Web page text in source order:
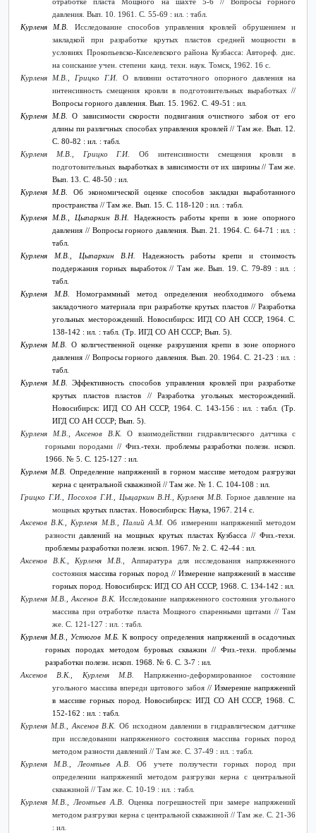
отработке пласта Мощного на шахте 5-6 // Вопросы горного
давления. Вып. 10. 1961. С. 55-69 : ил. : табл.
Курленя М.В. Исследование способов управления кровлей обрушением и
закладкой при разработке крутых пластов средней мощности в
условиях Прокопьевско-Киселевского района Кузбасса: Автореф. дис.
на соискание учен. степени канд. техн. наук. Томск, 1962. 16 с.
Курленя М.В., Грицко Г.И.О влиянии остаточного опорного давления на
интенсивность смещения кровли в подготовительных выработках //
Вопросы горного давления. Вып. 15. 1962. С. 49-51 : ил.
Курленя М.В.О зависимости скорости подвигания очистного забоя от его
длины пи различных способах управления кровлей // Там же. Вып. 12.
С. 80-82 : ил. : табл.
Курленя М.В., Грицко Г.И. Об интенсивности смещения кровли в
подготовительных выработках в зависимости от их ширины // Там же.
Вып. 13. С. 48-50 : ил.
Курленя М.В. Об экономической оценке способов закладки выработанного
пространства // Там же. Вып. 15. С. 118-120 : ил. : табл.
Курленя М.В., Цыпаркин В.Н. Надежность работы крепи в зоне опорного
давления // Вопросы горного давления. Вып. 21. 1964. С. 64-71 : ил. :
табл.
Курленя М.В., Цыпаркин В.Н. Надежность работы крепи и стоимость
поддержания горных выработок // Там же. Вып. 19. С. 79-89 : ил. :
табл.
Курленя М.В.Номограммный метод определения необходимого объема
закладочного материала при разработке крутых пластов // Разработка
угольных месторождений. Новосибирск: ИГД СО АН СССР, 1964. С.
138-142 : ил. : табл. (Тр. ИГД СО АН СССР; Вып. 5).
Курленя М.В.О количественной оценке разрушения крепи в зоне опорного
давления // Вопросы горного давления. Вып. 20. 1964. С. 21-23 : ил. :
табл.
Курленя М.В. Эффективность способов управления кровлей при разработке
крутых пластов пластов // Разработка угольных месторождений.
Новосибирск: ИГД СО АН СССР, 1964. С. 143-156 : ил. : табл. (Тр.
ИГД СО АН СССР; Вып. 5).
Курленя М.В., Аксенов В.К. О взаимодействии гидравлического датчика с
горными породами// Физ.-техн. проблемы разработки полезн. ископ.
1966. № 5. С. 125-127 : ил.
Курленя М.В. Определение напряжений в горном массиве методом разгрузки
керна с центральной скважиной // Там же. № 1. С. 104-108 : ил.
Грицко Г.И., Посохов Г.И., Цыцаркин В.Н., Курленя М.В.Горное давление на
мощныхкрутых пластах. Новосибирск: Наука, 1967. 214 с.
Аксенов В.К., Курленя М.В., Палий А.М.Об измерении напряжений методом
разностидавлений на мощных крутых пластах Кузбасса// Физ.-техн.
проблемы разработки полезн. ископ. 1967. № 2. С. 42-44 : ил.
Аксенов В.К., Курленя М.В., Аппаратура для исследования напряженного
состояниямассива горных пород // Измерение напряжений в массиве
горных пород. Новосибирск: ИГД СО АН СССР, 1968. С. 134-142 : ил.
Курленя М.В., Аксенов В.К. Исследование напряженного состояния угольного
массива при отработке пласта Мощного спаренными щитами // Там
же. С. 121-127 : ил. : табл.
Курленя М.В., Устюгов М.Б. К вопросу определения напряжений в осадочных
горных породах методом буровых скважин // Физ.-техн. проблемы
разработки полезн. ископ. 1968. № 6. С. 3-7 : ил.
Аксенов В.К., Курленя М.В. Напряженно-деформированное состояние
угольного массива впереди щитового забоя// Измерение напряжений
в массиве горных пород. Новосибирск: ИГД СО АН СССР, 1968. С.
152-162 : ил. : табл.
Курленя М.В., Аксенов В.К.Об исходном давлении в гидравлическом датчике
при исследовании напряженного состояния массива горных пород
методом разности давлений // Там же. С. 37-49 : ил. : табл.
Курленя М.В., Леонтьев А.В.Об учете ползучести горных пород при
определении напряжений методом разгрузки керна с центральной
скважиной // Там же. С. 10-19 : ил. : табл.
Курленя М.В., Леонтьев А.В. Оценка погрешностей при замере напряжений
методом разгрузки керна с центральной скважиной // Там же. С. 21-36
: ил.